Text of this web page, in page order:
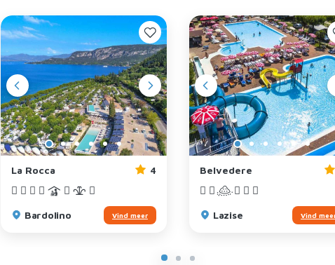
La Rocca 4
Bardolino Vind meer
Belvedere
Lazise Vind